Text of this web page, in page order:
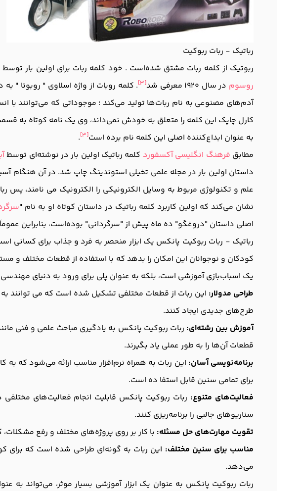
رباتیک - ربات ربوکیت
ربوتیک از کلمه ربات مشتق شده‌است . خود کلمه ربات برای اولین بار توسط
روسوم در سال 1920 معرفی شد [3]
. کلمه روبات از واژه اسلاوی " روبوتا
آدم‌های مصنوعی به نام ربات‌ها تولید می‌کند ؛ موجوداتی که می‌توانند با
کارل چاپک این کلمه را متعلق به خودش نمی‌داند، وی یک نامه کوتاه به
به عنوان ابداع‌کننده اصلی این کلمه نام برده است[3]
.
مطابق فرهنگ انگلیسی آکسفورد کلمه رباتیک اولین بار در نوشته‌ای توسط
داستان اولین بار در مجله علمی تخیلی استوندینگ چاپ شد. در آن
علم و تکنولوژی مربوط به وسایل الکترونیکی را الکترونیک می نامند،
نشان می‌کند که اولین کاربرد کلمه رباتیک در داستان کوتاه او به نام "
اصلی داستان "دروغگو" ده ماه پیش از "سرگردانی" بوده‌است، بنابراین
رباتیک - ربات ربوکیت پانکس یک ابزار منحصر به فرد و جذاب برای کسانی
کودکان و نوجوانان این امکان را بدهد که با استفاده از قطعات مختلف و
یک اسباب‌بازی آموزشی است، بلکه به عنوان پلی برای ورود به دنیای
طراحی مدولار: این ربات از قطعات مختلفی تشکیل شده است که می ‌توانند به
طرح‌های جدیدی ایجاد کنند.
آموزش بین رشته‌ای: ربات ربوکیت پانکس به یادگیری مباحث علمی و فنی
قطعات آن‌ها را به طور عملی یاد بگیرند.
برنامه‌نویسی آسان: این ربات به همراه نرم‌افزار مناسب ارائه می‌شود که به
برای تمامی سنین قابل استفا ده است.
فعالیت‌های متنوع: ربات ربوکیت پانکس قابلیت انجام فعالیت‌های
سناریوهای جالبی را برنامه‌ریزی کنند.
تقویت مهارت‌های حل مسئله: با کار بر روی پروژه‌های مختلف و رفع
مناسب برای سنین مختلف:
می‌دهد.
ربات ربوکیت پانکس به عنوان یک ابزار آموزشی بسیار موثر، می‌تواند به